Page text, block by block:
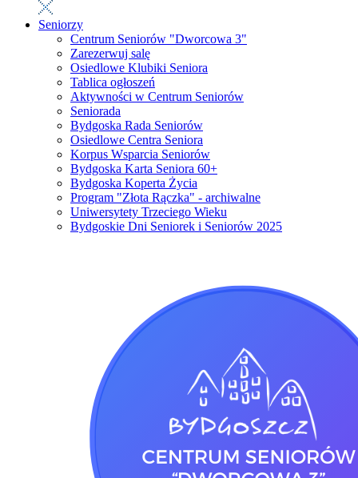
Seniorzy
Centrum Seniorów "Dworcowa 3"
Zarezerwuj salę
Osiedlowe Klubiki Seniora
Tablica ogłoszeń
Aktywności w Centrum Seniorów
Seniorada
Bydgoska Rada Seniorów
Osiedlowe Centra Seniora
Korpus Wsparcia Seniorów
Bydgoska Karta Seniora 60+
Bydgoska Koperta Życia
Program "Złota Rączka" - archiwalne
Uniwersytety Trzeciego Wieku
Bydgoskie Dni Seniorek i Seniorów 2025